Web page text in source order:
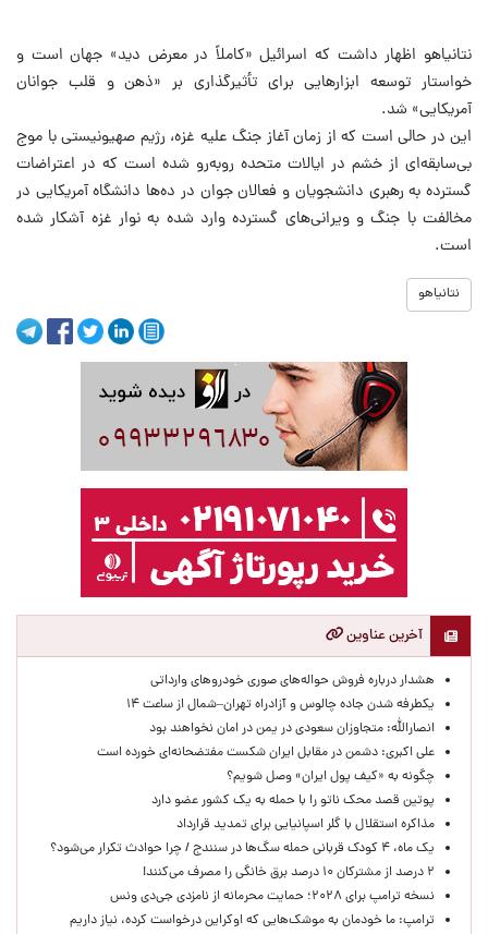
نتانیاهو اظهار داشت که اسرائیل «کاملاً در معرض دید» جهان است و
خواستار توسعه ابزارهایی برای تأثیرگذاری بر «ذهن و قلب جوانان
آمریکایی» شد.
این در حالی است که از زمان آغاز جنگ علیه غزه، رژیم صهیونیستی با موج
بی‌سابقه‌ای از خشم در ایالات متحده روبه‌رو شده است که در اعتراضات
گسترده به رهبری دانشجویان و فعالان جوان در ده‌ها دانشگاه آمریکایی در
مخالفت با جنگ و ویرانی‌های گسترده وارد شده به نوار غزه آشکار شده
است.
نتانیاهو
آخرین عناوین
هشدار درباره فروش حواله‌های صوری خودروهای وارداتی
یکطرفه شدن جاده چالوس و آزادراه تهران–شمال از ساعت ۱۴
انصارالله: متجاوزان سعودی در یمن در امان نخواهند بود
علی اکبری: دشمن در مقابل ایران شکست مفتضحانه‌ای خورده است
چگونه به «کیف پول ایران» وصل شویم؟
پوتین قصد محک ناتو را با حمله به یک کشور عضو دارد
مذاکره استقلال با گلر اسپانیایی برای تمدید قرارداد
یک ماه، ۴ کودک قربانی حمله سگ‌ها در سنندج / چرا حوادث تکرار می‌شود؟
۲ درصد از مشترکان ۱۰ درصد برق خانگی را مصرف می‌کنند!
نسخه ترامپ برای ۲۰۲۸؛ حمایت محرمانه از نامزدی جی‌دی ونس
ترامپ: ما خودمان به موشک‌هایی که اوکراین درخواست کرده، نیاز داریم